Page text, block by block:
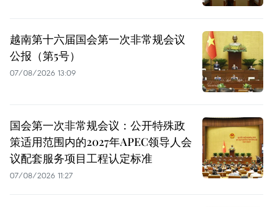
越南第十六届国会第一次非常规会议
公报（第5号）
07/08/2026 13:09
国会第一次非常规会议：公开特殊政
策适用范围内的2027年APEC领导人会
议配套服务项目工程认定标准
07/08/2026 11:27